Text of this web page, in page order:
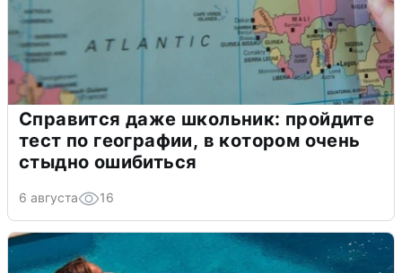
Справится даже школьник: пройдите
тест по географии, в котором очень
стыдно ошибиться
6 августа 16